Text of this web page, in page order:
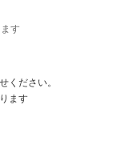
す
ください。
ます